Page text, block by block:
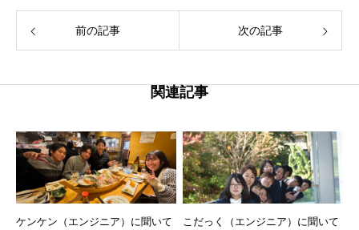
前の記事 次の記事
関連記事
ケンケン（エンジニア）に聞いて
こだっく（エンジニア）に聞いて